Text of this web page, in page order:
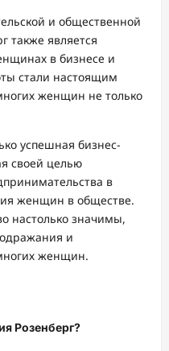
и общественной
также является
в бизнесе и
стали настоящим
женщин не только
успешная бизнес-
своей целью
в
женщин в обществе.
настолько значимы,
и
женщин.
Розенберг?